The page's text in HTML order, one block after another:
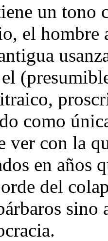
un tono
el hombre
como
ver con la
en años
del
sino